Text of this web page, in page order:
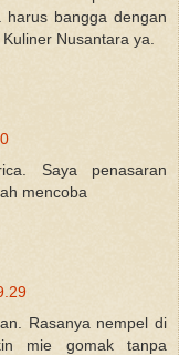
bangga dengan
Nusantara ya.
Saya penasaran
mencoba
Rasanya nempel di
mie gomak tanpa